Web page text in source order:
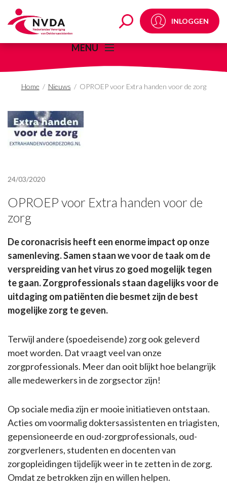
OPROEP voor Extra
INLOGGEN
MENU
Home / Nieuws / OPROEP voor Extra handen voor de zorg
24/03/2020
OPROEP voor Extra handen voor de
zorg
De coronacrisis heeft een enorme impact op onze
samenleving. Samen staan we voor de taak om de
verspreiding van het virus zo goed mogelijk tegen
te gaan. Zorgprofessionals staan dagelijks voor de
uitdaging om patiënten die besmet zijn de best
mogelijke zorg te geven.
Terwijl andere (spoedeisende) zorg ook geleverd
moet worden. Dat vraagt veel van onze
zorgprofessionals. Meer dan ooit blijkt hoe belangrijk
alle medewerkers in de zorgsector zijn!
Op sociale media zijn er mooie initiatieven ontstaan.
Acties om voormalig doktersassistenten en triagisten,
gepensioneerde en oud-zorgprofessionals, oud-
zorgverleners, studenten en docenten van
zorgopleidingen tijdelijk weer in te zetten in de zorg.
Omdat ze betrokken zijn en willen helpen.